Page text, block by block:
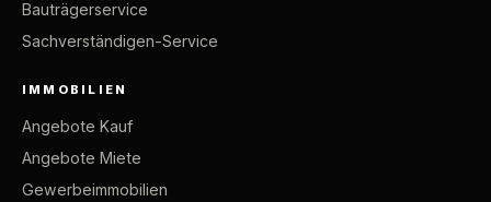
Bauträgerservice
Sachverständigen-Service
IMMOBILIEN
Angebote Kauf
Angebote Miete
Gewerbeimmobilien